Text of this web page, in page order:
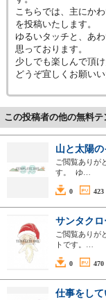
こちらでは、主にか
を投稿いたします。
ゆるいタッチと、あ
思っております。
少しでも楽しんで頂け
どうぞ宜しくお願いい
この投稿者の他の無料テ
山と太陽
ご閲覧ありが
す。 ゆ…
0 423
サンタク
ご閲覧ありが
トです。…
0 470
仕事をし